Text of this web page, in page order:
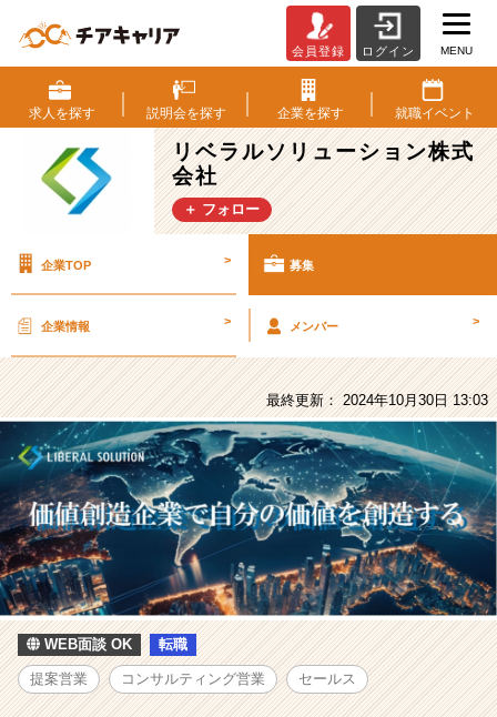
ベ
ラ
ル
ソ
リ
ュ
ー
ン
会
採
用/
求
人
-
入
社
4
年
目
で
年
会員登録 ログイン MENU
求人を探す 説明会を探す 企業を探す 就職イベント
リベラルソリューション株式
会社
＋ フォロー
企業TOP > 募集
企業情報 > メンバー >
最終更新： 2024年10月30日 13:03
WEB面談 OK 転職
提案営業 コンサルティング営業 セールス